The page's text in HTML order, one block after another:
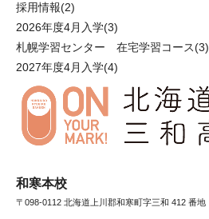
採用情報(2)
2026年度4月入学(3)
札幌学習センター 在宅学習コース(3)
2027年度4月入学(4)
和寒本校
〒098-0112 北海道上川郡和寒町字三和 412 番地